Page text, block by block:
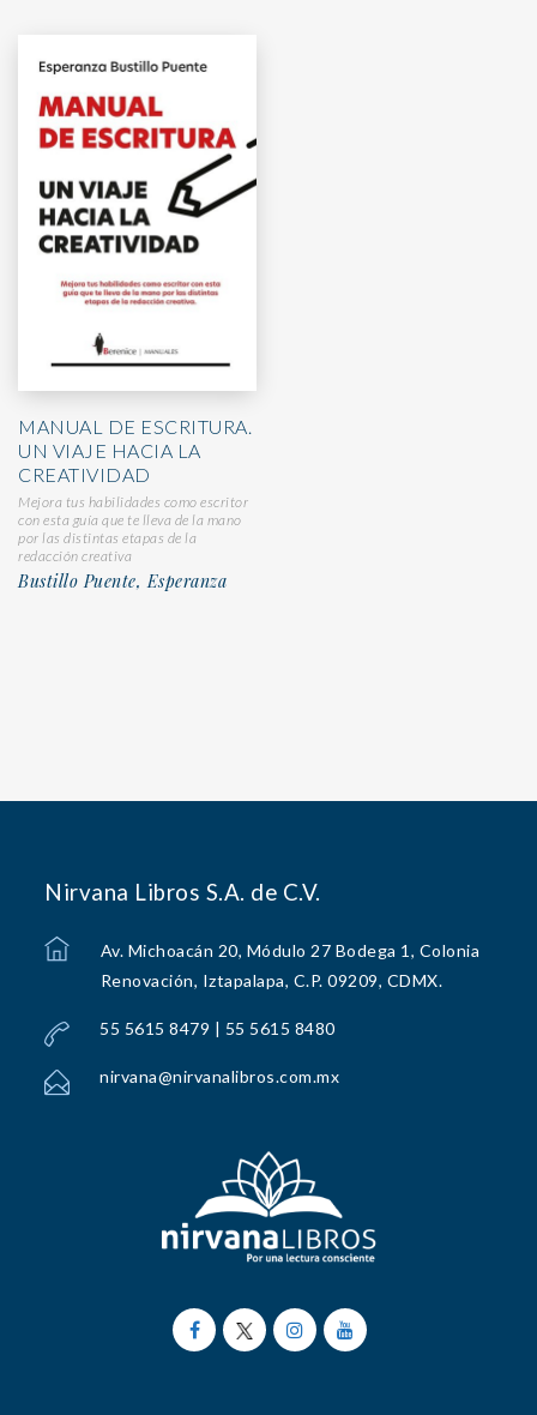
MANUAL DE ESCRITURA.
UN VIAJE HACIA LA
CREATIVIDAD
Mejora tus habilidades como escritor
con esta guía que te lleva de la mano
por las distintas etapas de la
redacción creativa
Bustillo Puente, Esperanza
Nirvana Libros S.A. de C.V.
Av. Michoacán 20, Módulo 27 Bodega 1, Colonia
Renovación, Iztapalapa, C.P. 09209, CDMX.
55 5615 8479 | 55 5615 8480
nirvana@nirvanalibros.com.mx